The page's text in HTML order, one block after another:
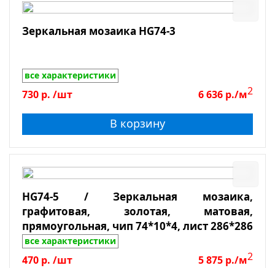
Зеркальная мозаика HG74-3
все характеристики
730 р. /шт 6 636 р./м2
В корзину
HG74-5 / Зеркальная мозаика,
графитовая, золотая, матовая,
прямоугольная, чип 74*10*4, лист 286*286
все характеристики
470 р. /шт 5 875 р./м2